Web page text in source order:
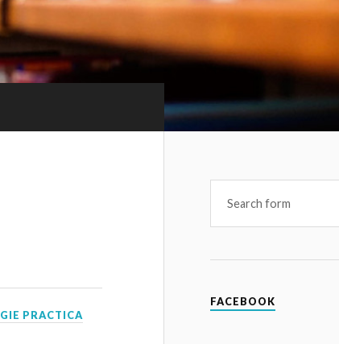
PRACTICA
FACEBOOK